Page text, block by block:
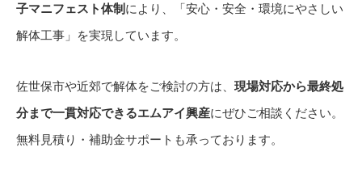
子マニフェスト体制 により、「安心・安全・環境にやさしい
解体工事」を実現しています。
佐世保市や近郊で解体をご検討の方は、 現場対応から最終処
分まで一貫対応できるエムアイ興産にぜひご相談ください。
無料見積り・補助金サポートも承っております。